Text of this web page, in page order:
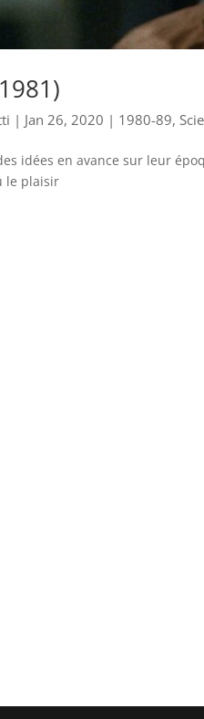
| Jan 26, 2020 | 1980-89,
idées en avance sur leur
le plaisir